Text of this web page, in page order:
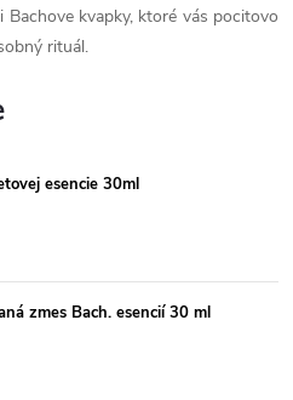
kvapky, ktoré vás pocitovo
rituál.
esencie 30ml
zmes Bach. esencií 30 ml